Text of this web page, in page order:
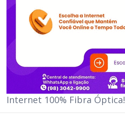
Internet 100% Fibra Óptica!